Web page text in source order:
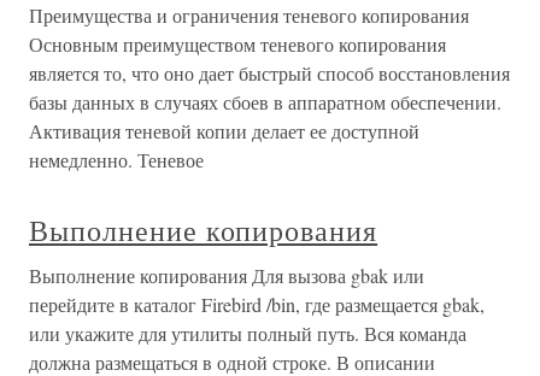
Преимущества и ограничения теневого копирования
Основным преимуществом теневого копирования
является то, что оно дает быстрый способ восстановления
базы данных в случаях сбоев в аппаратном обеспечении.
Активация теневой копии делает ее доступной
немедленно. Теневое
Выполнение копирования
Выполнение копирования Для вызова gbak или
перейдите в каталог Firebird /bin, где размещается gbak,
или укажите для утилиты полный путь. Вся команда
должна размещаться в одной строке. В описании